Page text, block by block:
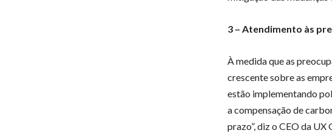
3 – Atendimento às
À medida que as
crescente sobre as
estão implementando
a compensação de
prazo”, diz o CEO da UX